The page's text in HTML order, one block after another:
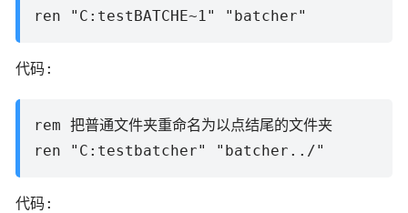
ren "C:testBATCHE~1" "batcher"
代码:
rem 把普通文件夹重命名为以点结尾的文件夹
ren "C:testbatcher" "batcher../"
代码: